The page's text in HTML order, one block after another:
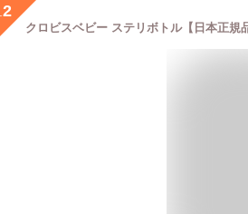
2
クロビスベビー ステリボトル【日本正